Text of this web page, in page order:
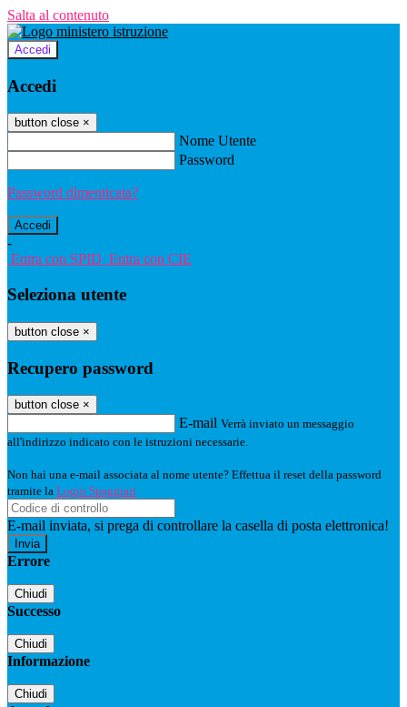
Salta al contenuto
Accedi
Accedi
button close ×
Nome Utente
Password
Password dimenticata?
-
Entra con SPID Entra con CIE
Seleziona utente
button close ×
Recupero password
button close ×
E-mail Verrà inviato un messaggio
all'indirizzo indicato con le istruzioni necessarie.
Non hai una e-mail associata al nome utente? Effettua il reset della password
tramite la Login Spaggiari
E-mail inviata, si prega di controllare la casella di posta elettronica!
Errore
Chiudi
Successo
Chiudi
Informazione
Chiudi